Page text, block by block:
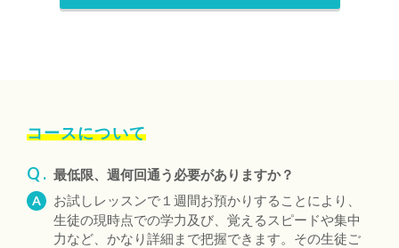
コースについて
Q . 最低限、週何回通う必要がありますか？
A
お試しレッスンで１週間お預かりすることにより、
生徒の現時点での学力及び、覚えるスピードや集中
力など、かなり詳細まで把握できます。その生徒ご